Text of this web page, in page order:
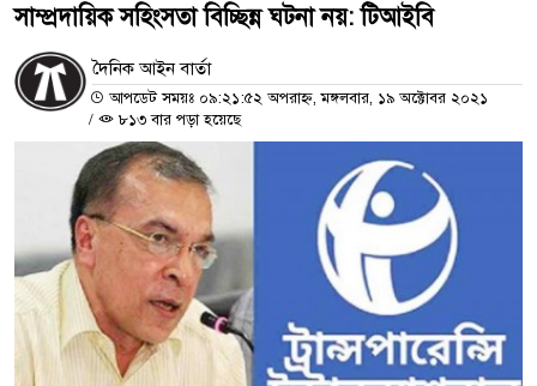
সাম্প্রদায়িক সহিংসতা বিচ্ছিন্ন ঘটনা নয়: টিআইবি
দৈনিক আইন বার্তা
আপডেট সময়ঃ ০৯:২১:৫২ অপরাহ্ন, মঙ্গলবার, ১৯ অক্টোবর ২০২১
/
৮১৩ বার পড়া হয়েছে